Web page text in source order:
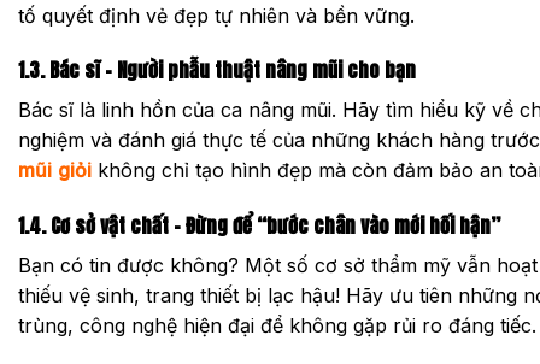
tố quyết định vẻ đẹp tự nhiên và bền vững.
1.3. Bác sĩ – Người phẫu thuật nâng mũi cho bạn
Bác sĩ là linh hồn của ca nâng mũi. Hãy tìm hiểu kỹ về
nghiệm và đánh giá thực tế của những khách hàng
mũi giỏi không chỉ tạo hình đẹp mà còn đảm bảo an
1.4. Cơ sở vật chất – Đừng để “bước chân vào mới hối hận”
Bạn có tin được không? Một số cơ sở thẩm mỹ vẫn
thiếu vệ sinh, trang thiết bị lạc hậu! Hãy ưu tiên những
trùng, công nghệ hiện đại để không gặp rủi ro đáng tiếc.